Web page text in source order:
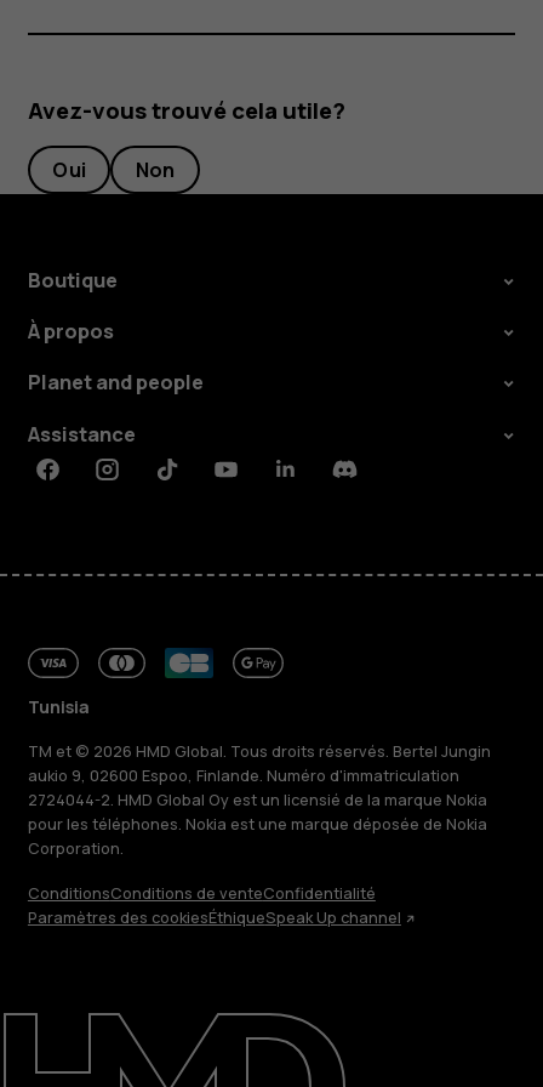
Réparer, réutiliser, recycler
Responsable
Avez-vous trouvé cela utile?
Oui Non
Boutique
À propos
Planet and people
Assistance
FacebookInstagramTiktokYoutubeLinkedinDiscord
Tunisia
TM et © 2026 HMD Global. Tous droits réservés. Bertel Jungin
aukio 9, 02600 Espoo, Finlande. Numéro d'immatriculation
2724044-2. HMD Global Oy est un licensié de la marque Nokia
pour les téléphones. Nokia est une marque déposée de Nokia
Corporation.
ConditionsConditions de venteConfidentialité
Paramètres des cookiesÉthiqueSpeak Up channel